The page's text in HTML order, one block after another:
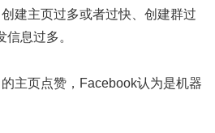
建主页过多或者过快、创建群过
息过多。
主页点赞，Facebook认为是机器